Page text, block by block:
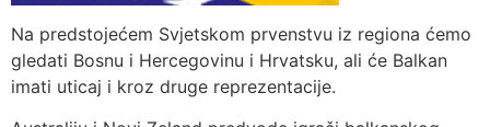
Na predstojećem Svjetskom prvenstvu iz regiona ćemo
gledati Bosnu i Hercegovinu i Hrvatsku, ali će Balkan
imati uticaj i kroz druge reprezentacije.